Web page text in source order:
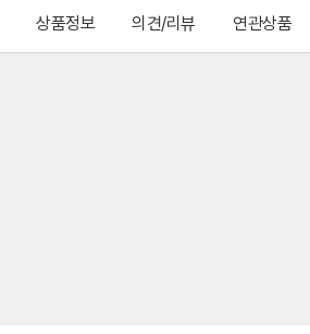
상품정보 의견/리뷰 연관상품